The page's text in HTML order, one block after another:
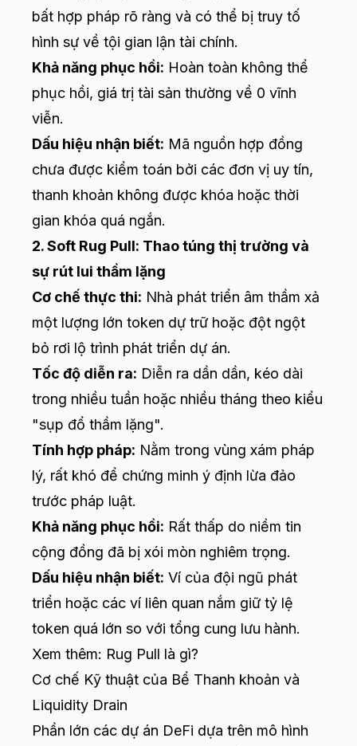
bất hợp pháp rõ ràng và có thể bị truy tố
hình sự về tội gian lận tài chính.
Khả năng phục hồi: Hoàn toàn không thể
phục hồi, giá trị tài sản thường về 0 vĩnh
viễn.
Dấu hiệu nhận biết: Mã nguồn hợp đồng
chưa được kiểm toán bởi các đơn vị uy tín,
thanh khoản không được khóa hoặc thời
gian khóa quá ngắn.
2. Soft Rug Pull: Thao túng thị trường và
sự rút lui thầm lặng
Cơ chế thực thi: Nhà phát triển âm thầm xả
một lượng lớn token dự trữ hoặc đột ngột
bỏ rơi lộ trình phát triển dự án.
Tốc độ diễn ra: Diễn ra dần dần, kéo dài
trong nhiều tuần hoặc nhiều tháng theo kiểu
"sụp đổ thầm lặng".
Tính hợp pháp: Nằm trong vùng xám pháp
lý, rất khó để chứng minh ý định lừa đảo
trước pháp luật.
Khả năng phục hồi: Rất thấp do niềm tin
cộng đồng đã bị xói mòn nghiêm trọng.
Dấu hiệu nhận biết: Ví của đội ngũ phát
triển hoặc các ví liên quan nắm giữ tỷ lệ
token quá lớn so với tổng cung lưu hành.
Xem thêm: Rug Pull là gì?
Cơ chế Kỹ thuật của Bể Thanh khoản và
Liquidity Drain
Phần lớn các dự án DeFi dựa trên mô hình